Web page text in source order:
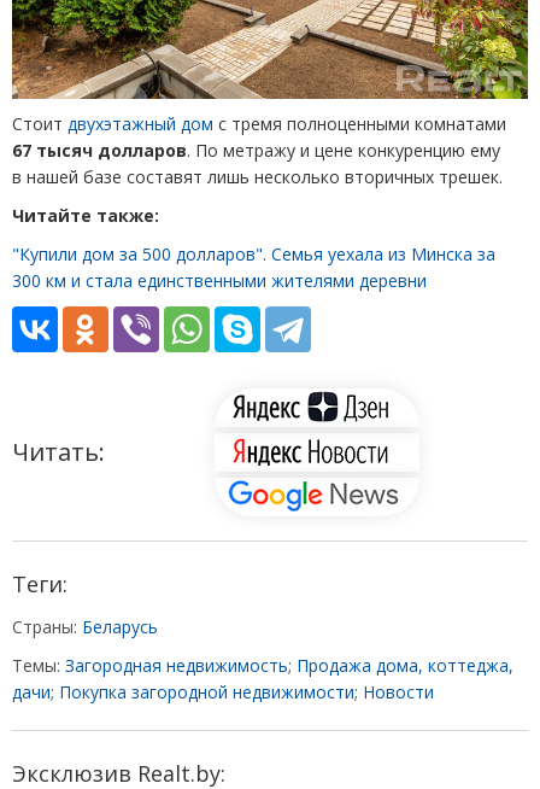
Стоит двухэтажный дом с тремя полноценными комнатами
67 тысяч долларов. По метражу и цене конкуренцию ему
в нашей базе составят лишь несколько вторичных трешек.
Читайте также:
"Купили дом за 500 долларов". Семья уехала из Минска за
300 км и стала единственными жителями деревни
Читать:
Теги:
Страны: Беларусь
Темы: Загородная недвижимость; Продажа дома, коттеджа,
дачи; Покупка загородной недвижимости; Новости
Эксклюзив Realt.by: